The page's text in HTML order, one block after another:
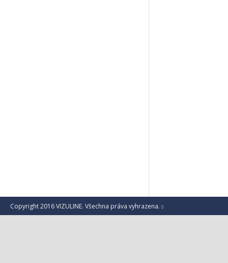
Copyright 2016 VIZULINE. Všechna práva vyhrazena. ()